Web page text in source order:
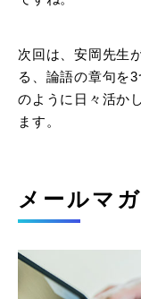
次回は、安岡先生
る、論語の章句を
のように日々活か
ます。
メールマ